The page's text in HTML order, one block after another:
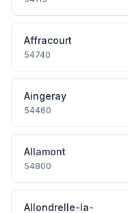
Affracourt
54740
Aingeray
54460
Allamont
54800
Allondrelle-la-